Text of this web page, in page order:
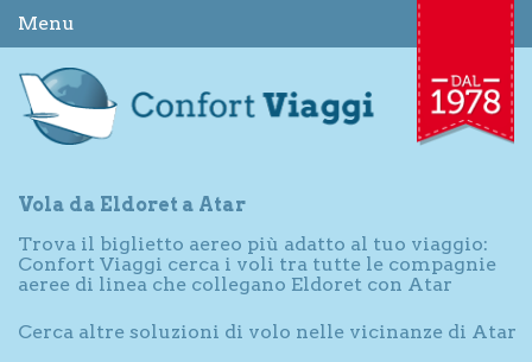
Menu
Vola da Eldoret a Atar
Trova il biglietto aereo più adatto al tuo viaggio:
Confort Viaggi cerca i voli tra tutte le compagnie
aeree di linea che collegano Eldoret con Atar
Cerca altre soluzioni di volo nelle vicinanze di Atar